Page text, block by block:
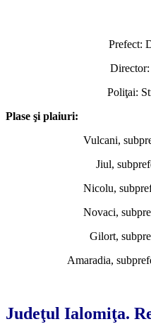
Prefect:
Poliţai:
Plase şi plaiuri:
Vulcani,
Jiul,
Nicolu,
Novaci,
Gilort,
Amaradia,
Judeţul Ialomiţa.